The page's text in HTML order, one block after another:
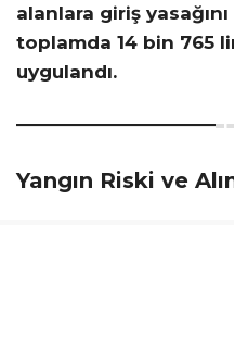
alanlara giriş
toplamda 14 bin 765
uygulandı.
Yangın Riski ve